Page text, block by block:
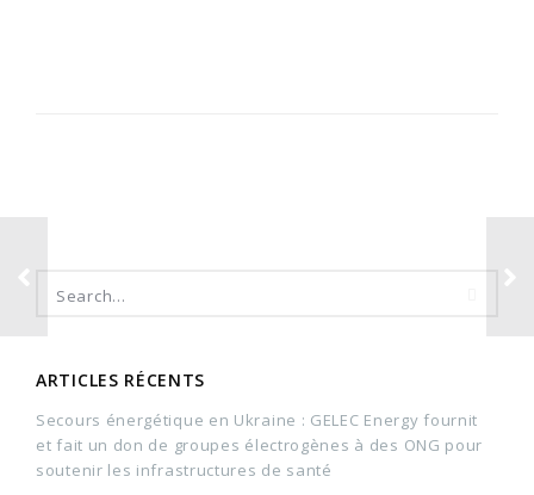
ARTICLES RÉCENTS
Secours énergétique en Ukraine : GELEC Energy fournit
et fait un don de groupes électrogènes à des ONG pour
soutenir les infrastructures de santé